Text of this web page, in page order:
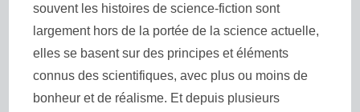
souvent les histoires de science-fiction sont
largement hors de la portée de la science actuelle,
elles se basent sur des principes et éléments
connus des scientifiques, avec plus ou moins de
bonheur et de réalisme. Et depuis plusieurs